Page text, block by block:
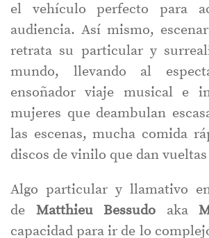
el vehículo perfecto para
audiencia. Así mismo,
retrata su particular y
mundo, llevando al
ensoñador viaje musical e
mujeres que deambulan
las escenas, mucha comida
discos de vinilo que dan
Algo particular y llamativo
de Matthieu Bessudo aka
capacidad para ir de lo